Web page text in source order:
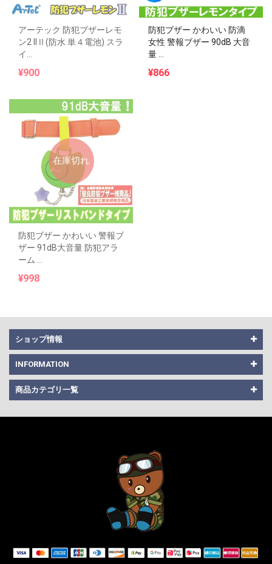
アーテック 防犯ブザーレモ
ン2 IIⅡ(防水 単４電池) スラ
イ...
¥900
防犯ブザー かわいい 防滴
女性 警報ブザー 90dB 大音
量 ...
¥866
在庫切れ
防犯ブザー かわいい 警報ブ
ザー 91dB大音量 防犯アラ
ーム ...
¥998
ショップ情報
INFORMATION
商品カテゴリ一覧